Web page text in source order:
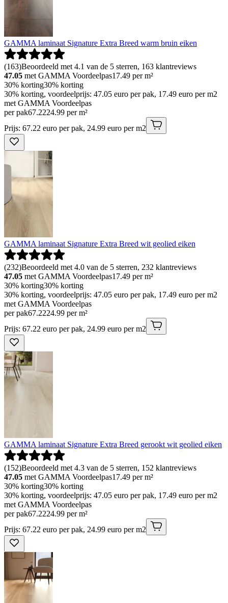
GAMMA laminaat Signature Extra Breed warm bruin eiken
(163)Beoordeeld met 4.1 van de 5 sterren, 163 klantreviews
47.05 met GAMMA Voordeelpas17.49 per m²
30% korting30% korting
30% korting, voordeelprijs: 47.05 euro per pak, 17.49 euro per m2
met GAMMA Voordeelpas
per pak67.2224.99 per m²
Prijs: 67.22 euro per pak, 24.99 euro per m2
GAMMA laminaat Signature Extra Breed wit geolied eiken
(232)Beoordeeld met 4.0 van de 5 sterren, 232 klantreviews
47.05 met GAMMA Voordeelpas17.49 per m²
30% korting30% korting
30% korting, voordeelprijs: 47.05 euro per pak, 17.49 euro per m2
met GAMMA Voordeelpas
per pak67.2224.99 per m²
Prijs: 67.22 euro per pak, 24.99 euro per m2
GAMMA laminaat Signature Extra Breed gerookt wit geolied eiken
(152)Beoordeeld met 4.3 van de 5 sterren, 152 klantreviews
47.05 met GAMMA Voordeelpas17.49 per m²
30% korting30% korting
30% korting, voordeelprijs: 47.05 euro per pak, 17.49 euro per m2
met GAMMA Voordeelpas
per pak67.2224.99 per m²
Prijs: 67.22 euro per pak, 24.99 euro per m2